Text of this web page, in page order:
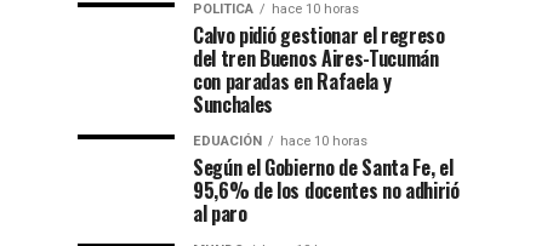
POLITICA hace 10 horas
Calvo pidió gestionar el regreso
del tren Buenos Aires-Tucumán
con paradas en Rafaela y
Sunchales
EDUACIÓN hace 10 horas
Según el Gobierno de Santa Fe, el
95,6% de los docentes no adhirió
al paro